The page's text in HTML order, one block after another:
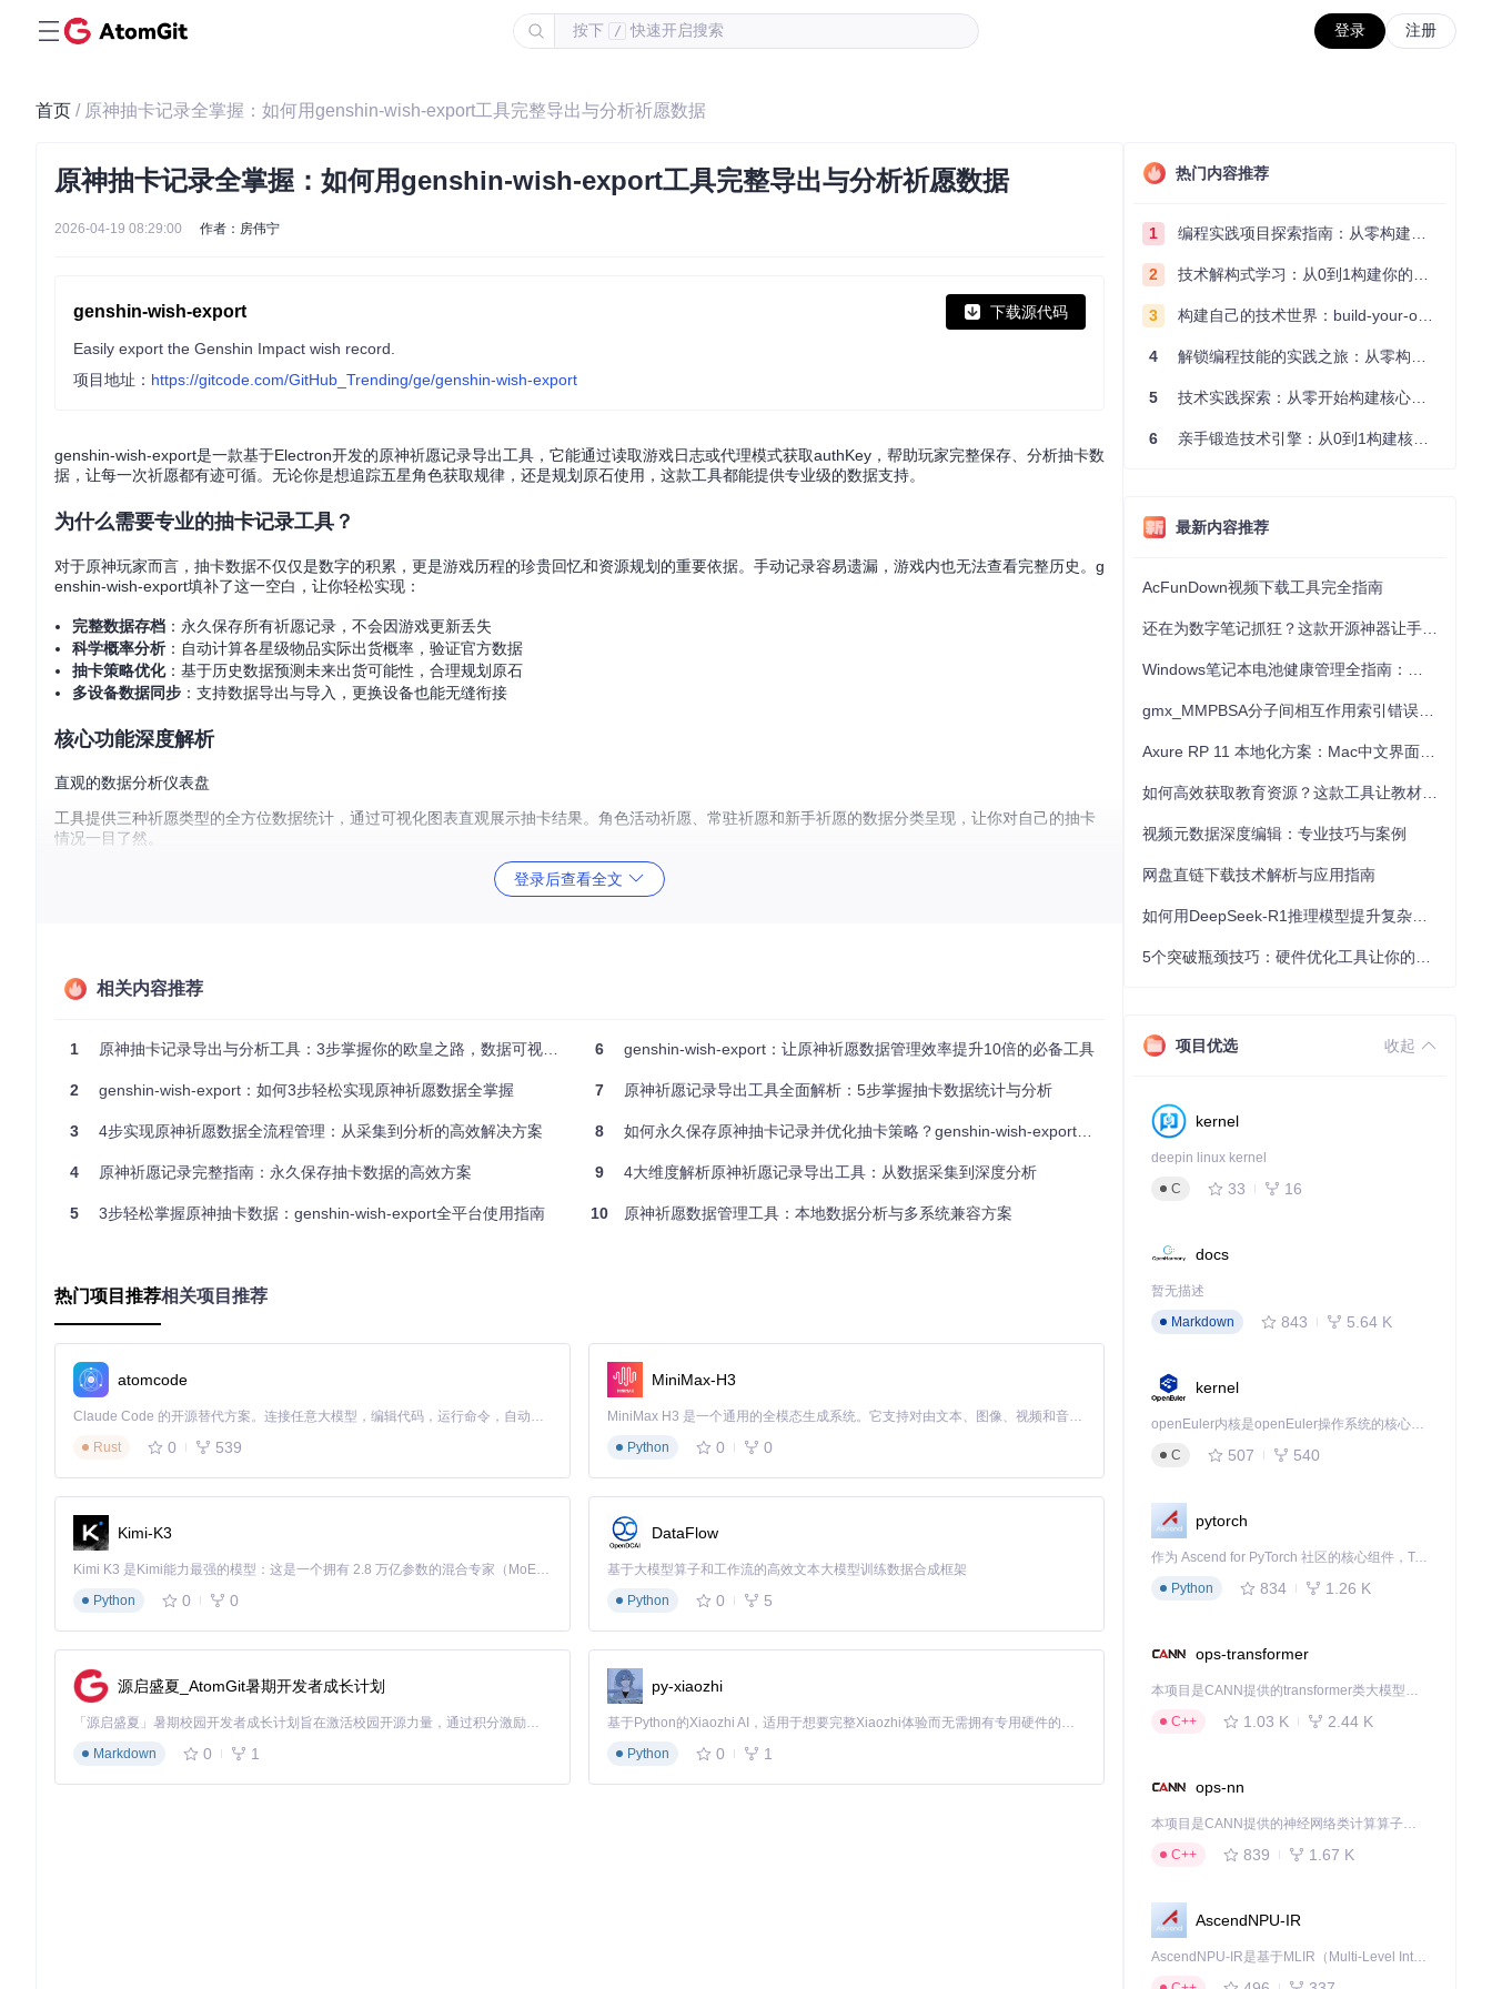
按下 / 快速开启搜索 登录 注册
首页 / 原神抽卡记录全掌握：如何用genshin-wish-export工具完整导出与分析祈愿数据
原神抽卡记录全掌握：如何用genshin-wish-export工具完整导出与分析祈愿数据
2026-04-19 08:29:00 作者：房伟宁
genshin-wish-export 下载源代码
Easily export the Genshin Impact wish record.
项目地址： https://gitcode.com/GitHub_Trending/ge/genshin-wish-export
genshin-wish-export是一款基于Electron开发的原神祈愿记录导出工具，它能通过读取游戏日志或代理模式获取authKey，帮助玩家完整保存、分析抽卡数
据，让每一次祈愿都有迹可循。无论你是想追踪五星角色获取规律，还是规划原石使用，这款工具都能提供专业级的数据支持。
为什么需要专业的抽卡记录工具？
对于原神玩家而言，抽卡数据不仅仅是数字的积累，更是游戏历程的珍贵回忆和资源规划的重要依据。手动记录容易遗漏，游戏内也无法查看完整历史。g
enshin-wish-export填补了这一空白，让你轻松实现：
完整数据存档 ：永久保存所有祈愿记录，不会因游戏更新丢失
科学概率分析：自动计算各星级物品实际出货概率，验证官方数据
抽卡策略优化：基于历史数据预测未来出货可能性，合理规划原石
多设备数据同步 ：支持数据导出与导入，更换设备也能无缝衔接
核心功能深度解析
直观的数据分析仪表盘
工具提供三种祈愿类型的全方位数据统计，通过可视化图表直观展示抽卡结果。角色活动祈愿、常驻祈愿和新手祈愿的数据分类呈现，让你对自己的抽卡
情况一目了然。
无论你习惯哪种语言，工具都能提供流畅的使用体验。界面语言可随时切换，支持包括中文、英文、日文、韩文在内的多种语言，满足全球玩家需求。
图：英文版genshin-wish-export界面，保持与中文版一致的功能体验
灵活的数据获取方式
工具提供两种数据获取模式：自动检测和手动指定。自动模式能智能识别游戏日志文件位置，手动模式则允许你自定义数据源路径，确保在各种环境下都
支持将抽卡记录导出为Excel格式，方便进行离线分析。同时遵循UIGF祈愿数据交换标准，确保导出的数据可以在其他支持该标准的工具中使用，实现数
从零开始使用的详细步骤
首先需要在你的电脑上安装Node.js环境，然后通过以下命令获取并安装工具：
git clone
cd genshin-wish-export
2. 启动工具并获取数据
安装完成后，使用
命令启动工具。首次运行时，工具会引导你选择数据获取方式：
自动检测：适用于大多数用户，工具会自动查找游戏日志
代理模式
：适用于特殊环境，通过设置系统代理获取authKey
3. 查看与分析抽卡数据
数据获取完成后，工具会自动生成统计报告，包含：
各类型祈愿的总抽数
五星、四星物品的出货概率
平均出货次数计算
完整的抽卡历史记录
登录后查看全文
相关内容推荐
1 原神抽卡记录导出与分析工具：3步掌握你的欧皇之路，数据可视化让抽卡策略更高效
2 genshin-wish-export：如何3步轻松实现原神祈愿数据全掌握
3 4步实现原神祈愿数据全流程管理：从采集到分析的高效解决方案
4 原神祈愿记录完整指南：永久保存抽卡数据的高效方案
5 3步轻松掌握原神抽卡数据：genshin-wish-export全平台使用指南
6 genshin-wish-export：让原神祈愿数据管理效率提升10倍的必备工具
7 原神祈愿记录导出工具全面解析：5步掌握抽卡数据统计与分析
8 如何永久保存原神抽卡记录并优化抽卡策略？genshin-wish-export带来数据化决策新体验
9 4大维度解析原神祈愿记录导出工具：从数据采集到深度分析
10 原神祈愿数据管理工具：本地数据分析与多系统兼容方案
热门项目推荐相关项目推荐
atomcode
Claude Code 的开源替代方案。连接任意大模型，编辑代码，运行命令，自动验证 — 全自动执行。用 Rust 构建，极致性能。 ｜ An open-source alternative to Claude Code. Connect any LLM, edit code, run commands, and verify changes — autonomously. Built in Rust for speed. Get Started
Rust
0 539
MiniMax-H3
MiniMax H3 是一个通用的全模态生成系统。它支持对由文本、图像、视频和音频组成的多模态上下文进行统一理解，并能生成分辨率高达 2K、时长可达 15 秒的带原生立体声音频的视频。得益于面向任务泛化的系统设计，H3 在预训练阶段就已具备广泛的多模态上下文理解与生成能力，能够出色地执行复杂的多模态指令。
Python
0 0
Kimi-K3
Kimi K3 是Kimi能力最强的模型：这是一个拥有 2.8 万亿参数的混合专家（MoE）模型，具备原生视觉理解能力，并支持 100 万 token 的上下文窗口。
Python
0 0
DataFlow
基于大模型算子和工作流的高效文本大模型训练数据合成框架
Python
0 5
源启盛夏_AtomGit暑期开发者成长计划
「源启盛夏」暑期校园开发者成长计划旨在激活校园开源力量，通过积分激励、认证扶持、资源倾斜等形式，引导高校组织和开发者完成「入驻 — 建项目 — 做贡献 — 获认证 — 得资源」的完整闭环。无论你是想带领社团入驻平台的组织者，还是希望用代码贡献证明自己的开发者，都能在这里找到属于你的成长路径。
Markdown
0 1
py-xiaozhi
基于Python的Xiaozhi AI，适用于想要完整Xiaozhi体验而无需拥有专用硬件的用户。
Python
0 1
热门内容推荐
1 编程实践项目探索指南：从零构建技术能力体系
2 技术解构式学习：从0到1构建你的编程知识体系
3 构建自己的技术世界：build-your-own-x项目的实践探索指南
4 解锁编程技能的实践之旅：从零构建你的技术世界
5 技术实践探索：从零开始构建核心系统的实践指南
6 亲手锻造技术引擎：从0到1构建核心系统的实践指南
最新内容推荐
AcFunDown视频下载工具完全指南
视频元数据深度编辑：专业技巧与案例
网盘直链下载技术解析与应用指南
项目优选 收起
kernel
deepin linux kernel
C
33 16
docs
暂无描述
Markdown
843 5.64 K
kernel
openEuler内核是openEuler操作系统的核心，既是系统性能与稳定性的基石，也是连接处理器、设备与服务的桥梁。
C
507 540
pytorch
作为 Ascend for PyTorch 社区的核心组件，TorchNPU 是昇腾专为 PyTorch 打造的深度学习适配插件，使 PyTorch 框架能够直接调用昇腾 NPU，为开发者提供昇腾 AI 处理器的超强算力。
Python
834 1.26 K
ops-transformer
本项目是CANN提供的transformer类大模型算子库，实现网络在NPU上加速计算。
C++
1.03 K 2.44 K
ops-nn
本项目是CANN提供的神经网络类计算算子库，实现网络在NPU上加速计算。
C++
839 1.67 K
AscendNPU-IR
AscendNPU-IR是基于MLIR（Multi-Level Intermediate Representation）构建的，面向昇腾亲和算子编译时使用的中间表示，提供昇腾完备表达能力，通过编译优化提升昇腾AI处理器计算效率，支持通过生态框架使能昇腾AI处理器与深度调优